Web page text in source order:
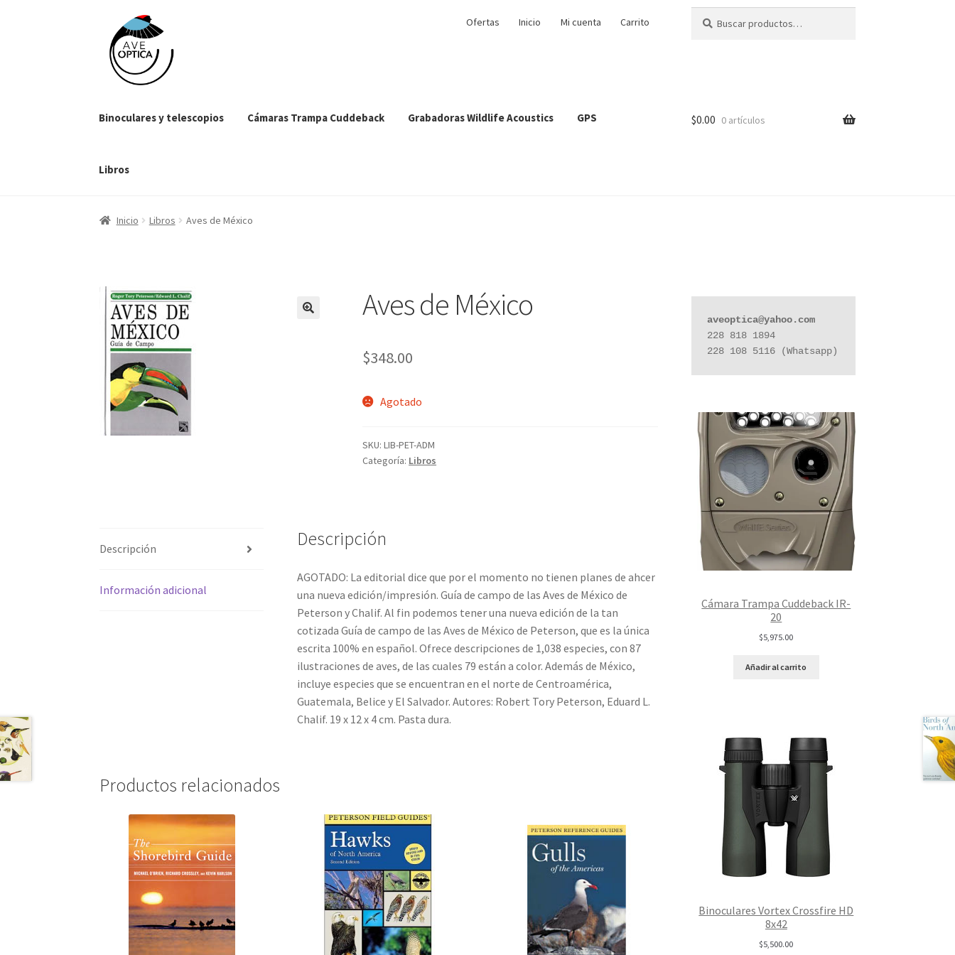
navegación
contenido
Ofertas Inicio Mi cuenta Carrito
por:
Binoculares y telescopios Cámaras Trampa Cuddeback Grabadoras Wildlife Acoustics GPS
Libros
$0.00 0 artículos
Inicio Libros Aves de México
Aves de México
$348.00
Agotado
SKU:LIB-PET-ADM
Categoría: Libros
Descripción
Información adicional
Descripción
AGOTADO: La editorial dice que por el momento no tienen planes de ahcer
una nueva edición/impresión. Guía de campo de las Aves de México de
Peterson y Chalif. Al fin podemos tener una nueva edición de la tan
cotizada Guía de campo de las Aves de México de Peterson, que es la única
escrita 100% en español. Ofrece descripciones de 1,038 especies, con 87
ilustraciones de aves, de las cuales 79 están a color. Además de México,
incluye especies que se encuentran en el norte de Centroamérica,
Guatemala, Belice y El Salvador. Autores: Robert Tory Peterson, Eduard L.
Chalif. 19 x 12 x 4 cm. Pasta dura.
Productos relacionados
aveoptica@yahoo.com
228 818 1894
228 108 5116 (Whatsapp)
Cámara Trampa Cuddeback IR-
20
$5,975.00
Añadir al carrito
Binoculares Vortex Crossfire HD
8x42
$5,500.00